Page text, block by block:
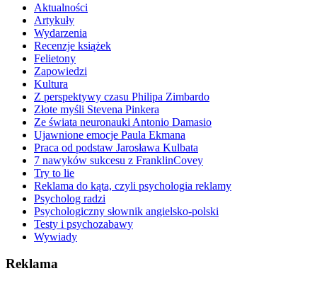
Aktualności
Artykuły
Wydarzenia
Recenzje książek
Felietony
Zapowiedzi
Kultura
Z perspektywy czasu Philipa Zimbardo
Złote myśli Stevena Pinkera
Ze świata neuronauki Antonio Damasio
Ujawnione emocje Paula Ekmana
Praca od podstaw Jarosława Kulbata
7 nawyków sukcesu z FranklinCovey
Try to lie
Reklama do kąta, czyli psychologia reklamy
Psycholog radzi
Psychologiczny słownik angielsko-polski
Testy i psychozabawy
Wywiady
Reklama